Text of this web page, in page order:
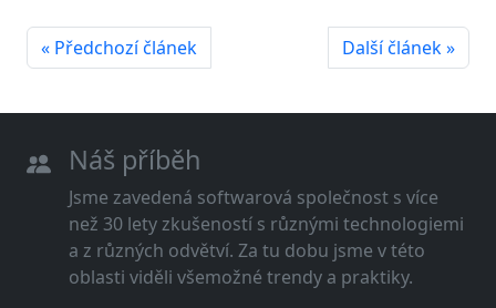
« Předchozí článek Další článek »
Náš příběh
Jsme zavedená softwarová společnost s více
než 30 lety zkušeností s různými technologiemi
a z různých odvětví. Za tu dobu jsme v této
oblasti viděli všemožné trendy a praktiky.